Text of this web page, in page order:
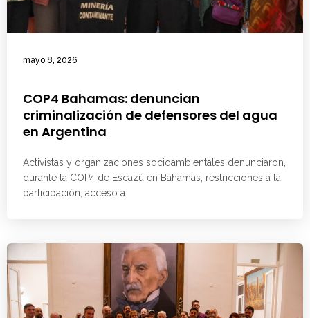
mayo 8, 2026
COP4 Bahamas: denuncian
criminalización de defensores del agua
en Argentina
Activistas y organizaciones socioambientales denunciaron,
durante la COP4 de Escazú en Bahamas, restricciones a la
participación, acceso a